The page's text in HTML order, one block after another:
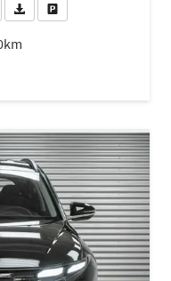
rufen Sie an
PDF-Datei, Fahrzeugexposé